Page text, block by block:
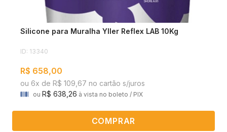
Silicone para Muralha Yller Reflex LAB 10Kg
ID: 13340
R$ 658,00
ou 6x de R$ 109,67 no cartão s/juros
ou R$ 638,26 à vista no boleto / PIX
COMPRAR